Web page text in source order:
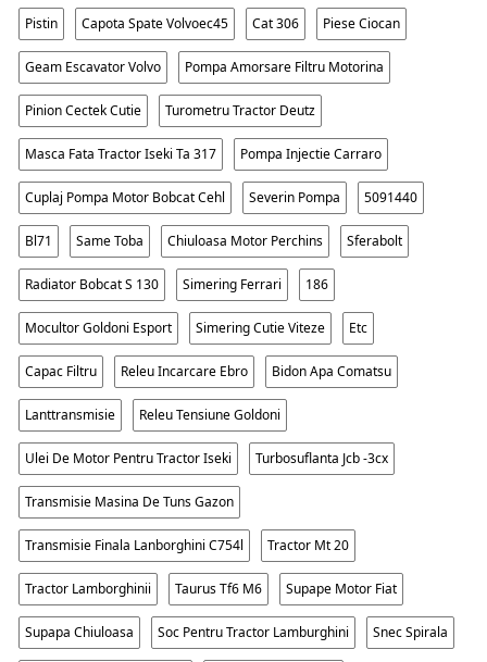
Pistin Capota Spate Volvoec45 Cat 306 Piese Ciocan
Geam Escavator Volvo Pompa Amorsare Filtru Motorina
Pinion Cectek Cutie Turometru Tractor Deutz
Masca Fata Tractor Iseki Ta 317 Pompa Injectie Carraro
Cuplaj Pompa Motor Bobcat Cehl Severin Pompa 5091440
Bl71 Same Toba Chiuloasa Motor Perchins Sferabolt
Radiator Bobcat S 130 Simering Ferrari 186
Mocultor Goldoni Esport Simering Cutie Viteze Etc
Capac Filtru Releu Incarcare Ebro Bidon Apa Comatsu
Lanttransmisie Releu Tensiune Goldoni
Ulei De Motor Pentru Tractor Iseki Turbosuflanta Jcb -3cx
Transmisie Masina De Tuns Gazon
Transmisie Finala Lanborghini C754l Tractor Mt 20
Tractor Lamborghinii Taurus Tf6 M6 Supape Motor Fiat
Supapa Chiuloasa Soc Pentru Tractor Lamburghini Snec Spirala